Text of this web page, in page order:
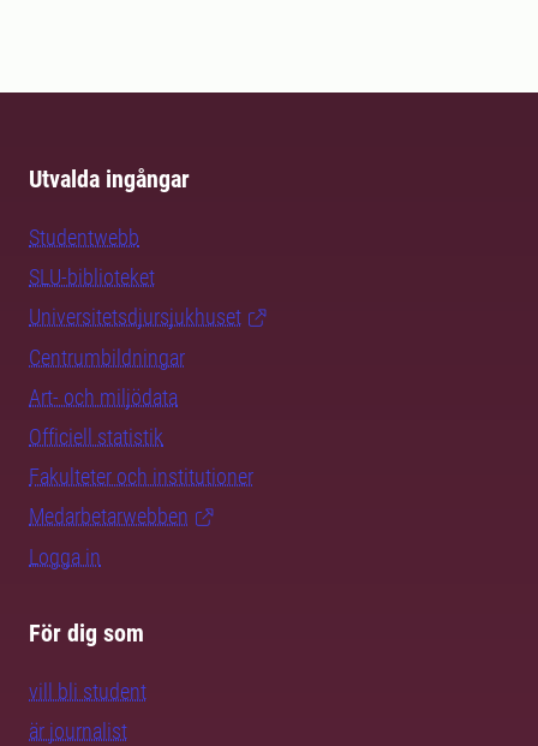
Utvalda ingångar
Studentwebb
SLU-biblioteket
Universitetsdjursjukhuset
Centrumbildningar
Art- och miljödata
Officiell statistik
Fakulteter och institutioner
Medarbetarwebben
Logga in
För dig som
vill bli student
är journalist